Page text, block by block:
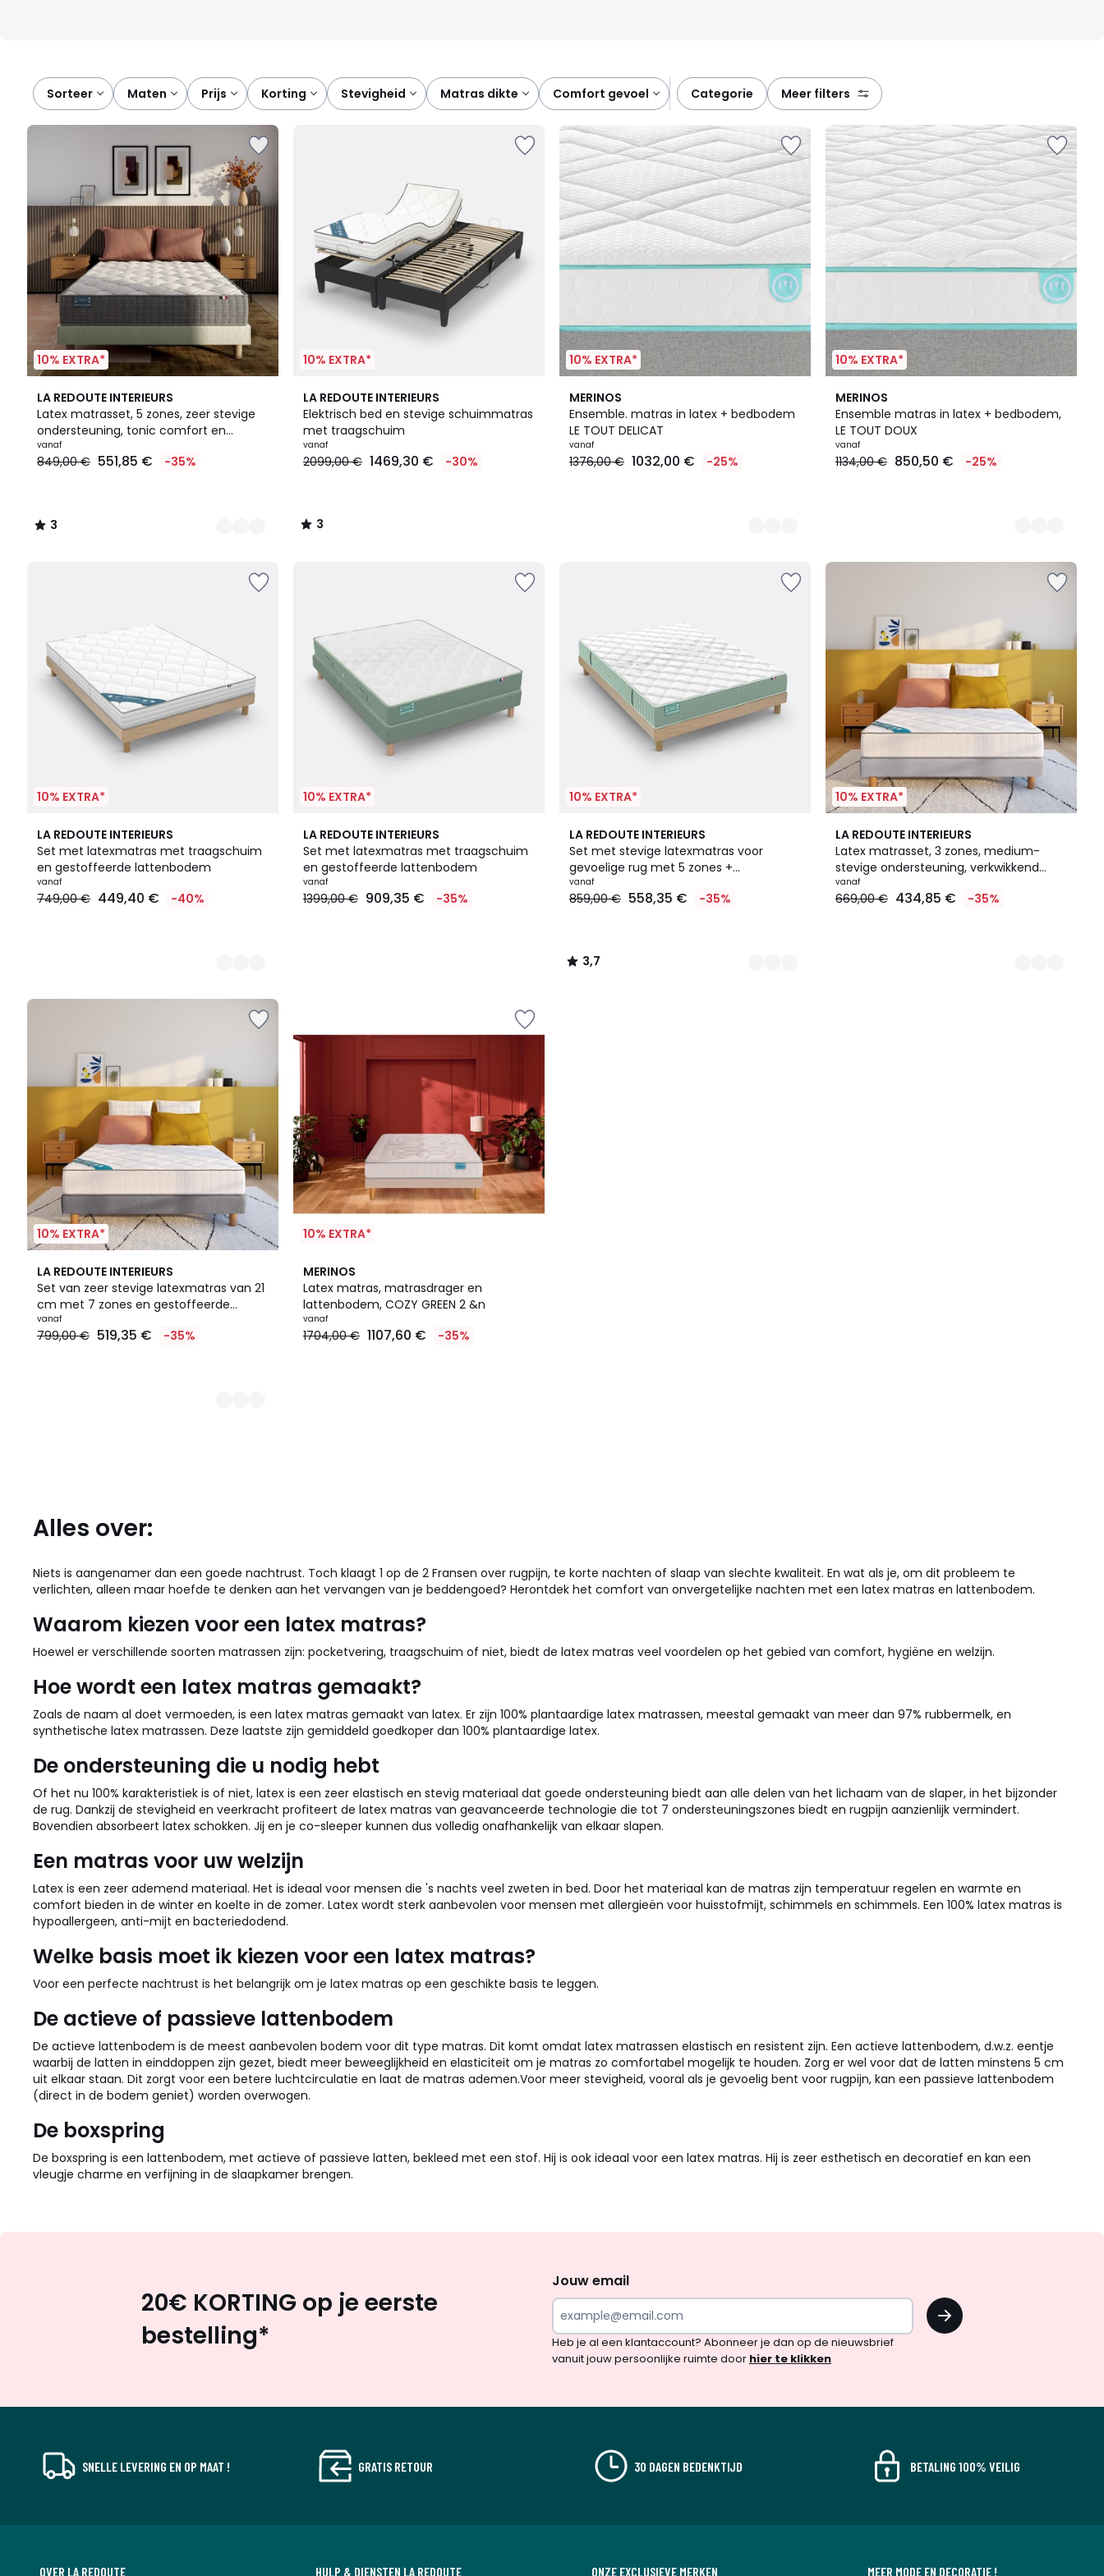
Sorteer maten prijs korting stevigheid matras dikte comfort gevoel categorie meer filters
10% EXTRA*
LA REDOUTE INTERIEURS
Latex matrasset, 5 zones, zeer stevige
ondersteuning, tonic comfort en
lattenbodem
Prijs
vanaf
plaats
vanaf
849,00 € 551,85 € -35%
3
/
5
2
Kleuren
3
/
10% EXTRA*
LA REDOUTE INTERIEURS
Elektrisch bed en stevige schuimmatras
met traagschuim
vanaf
2099,00 € 1469,30 € -30%
3
/
5
3
/
10% EXTRA*
MERINOS
Ensemble. matras in latex + bedbodem
LE TOUT DELICAT
vanaf
1376,00 € 1032,00 € -25%
2
Kleuren
10% EXTRA*
MERINOS
Ensemble matras in latex + bedbodem,
LE TOUT DOUX
vanaf
1134,00 € 850,50 € -25%
2
Kleuren
10% EXTRA*
LA REDOUTE INTERIEURS
Set met latexmatras met traagschuim
en gestoffeerde lattenbodem
vanaf
749,00 € 449,40 € -40%
4
Kleuren
10% EXTRA*
LA REDOUTE INTERIEURS
Set met latexmatras met traagschuim
en gestoffeerde lattenbodem
vanaf
1399,00 € 909,35 € -35%
10% EXTRA*
LA REDOUTE INTERIEURS
Set met stevige latexmatras voor
gevoelige rug met 5 zones +
gestoffeerde lattenbodem
vanaf
859,00 € 558,35 € -35%
3,7
/ 5
4
Kleuren
3,7
/
10% EXTRA*
LA REDOUTE INTERIEURS
Latex matrasset, 3 zones, medium-
stevige ondersteuning, verkwikkend
comfort + lattenbodem
vanaf
669,00 € 434,85 € -35%
2
Kleuren
10% EXTRA*
LA REDOUTE INTERIEURS
Set van zeer stevige latexmatras van 21
cm met 7 zones en gestoffeerde
lattenbodem
vanaf
799,00 € 519,35 € -35%
2
Kleuren
10% EXTRA*
MERINOS
Latex matras, matrasdrager en
lattenbodem, COZY GREEN 2 &n
vanaf
1704,00 € 1107,60 € -35%
Alles over:
Niets is aangenamer dan een goede nachtrust. Toch klaagt 1 op de 2 Fransen over rugpijn, te korte nachten of slaap van slechte kwaliteit. En wat als je, om dit probleem te
verlichten, alleen maar hoefde te denken aan het vervangen van je beddengoed? Herontdek het comfort van onvergetelijke nachten met een latex matras en lattenbodem.
Waarom kiezen voor een latex matras?
Hoewel er verschillende soorten matrassen zijn: pocketvering, traagschuim of niet, biedt de latex matras veel voordelen op het gebied van comfort, hygiëne en welzijn.
Hoe wordt een latex matras gemaakt?
Zoals de naam al doet vermoeden, is een latex matras gemaakt van latex. Er zijn 100% plantaardige latex matrassen, meestal gemaakt van meer dan 97% rubbermelk, en
synthetische latex matrassen. Deze laatste zijn gemiddeld goedkoper dan 100% plantaardige latex.
De ondersteuning die u nodig hebt
Of het nu 100% karakteristiek is of niet, latex is een zeer elastisch en stevig materiaal dat goede ondersteuning biedt aan alle delen van het lichaam van de slaper, in het bijzonder
de rug. Dankzij de stevigheid en veerkracht profiteert de latex matras van geavanceerde technologie die tot 7 ondersteuningszones biedt en rugpijn aanzienlijk vermindert.
Bovendien absorbeert latex schokken. Jij en je co-sleeper kunnen dus volledig onafhankelijk van elkaar slapen.
Een matras voor uw welzijn
Latex is een zeer ademend materiaal. Het is ideaal voor mensen die 's nachts veel zweten in bed. Door het materiaal kan de matras zijn temperatuur regelen en warmte en
comfort bieden in de winter en koelte in de zomer. Latex wordt sterk aanbevolen voor mensen met allergieën voor huisstofmijt, schimmels en schimmels. Een 100% latex matras is
hypoallergeen, anti-mijt en bacteriedodend.
Welke basis moet ik kiezen voor een latex matras?
Voor een perfecte nachtrust is het belangrijk om je latex matras op een geschikte basis te leggen.
De actieve of passieve lattenbodem
De actieve lattenbodem is de meest aanbevolen bodem voor dit type matras. Dit komt omdat latex matrassen elastisch en resistent zijn. Een actieve lattenbodem, d.w.z. eentje
waarbij de latten in einddoppen zijn gezet, biedt meer beweeglijkheid en elasticiteit om je matras zo comfortabel mogelijk te houden. Zorg er wel voor dat de latten minstens 5 cm
uit elkaar staan. Dit zorgt voor een betere luchtcirculatie en laat de matras ademen.Voor meer stevigheid, vooral als je gevoelig bent voor rugpijn, kan een passieve lattenbodem
(direct in de bodem geniet) worden overwogen.
De boxspring
De boxspring is een lattenbodem, met actieve of passieve latten, bekleed met een stof. Hij is ook ideaal voor een latex matras. Hij is zeer esthetisch en decoratief en kan een
vleugje charme en verfijning in de slaapkamer brengen.
naar
inspiratie
en
verrassingen?
20€ KORTING op je eerste
bestelling*
Jouw email
OK
Heb je al een klantaccount? Abonneer je dan op de nieuwsbrief
vanuit jouw persoonlijke ruimte door hier te klikken
SNELLE LEVERING EN OP MAAT ! GRATIS RETOUR 30 DAGEN BEDENKTIJD BETALING 100% VEILIG
OVER LA REDOUTE HULP & DIENSTEN LA REDOUTE ONZE EXCLUSIEVE MERKEN MEER MODE EN DECORATIE !